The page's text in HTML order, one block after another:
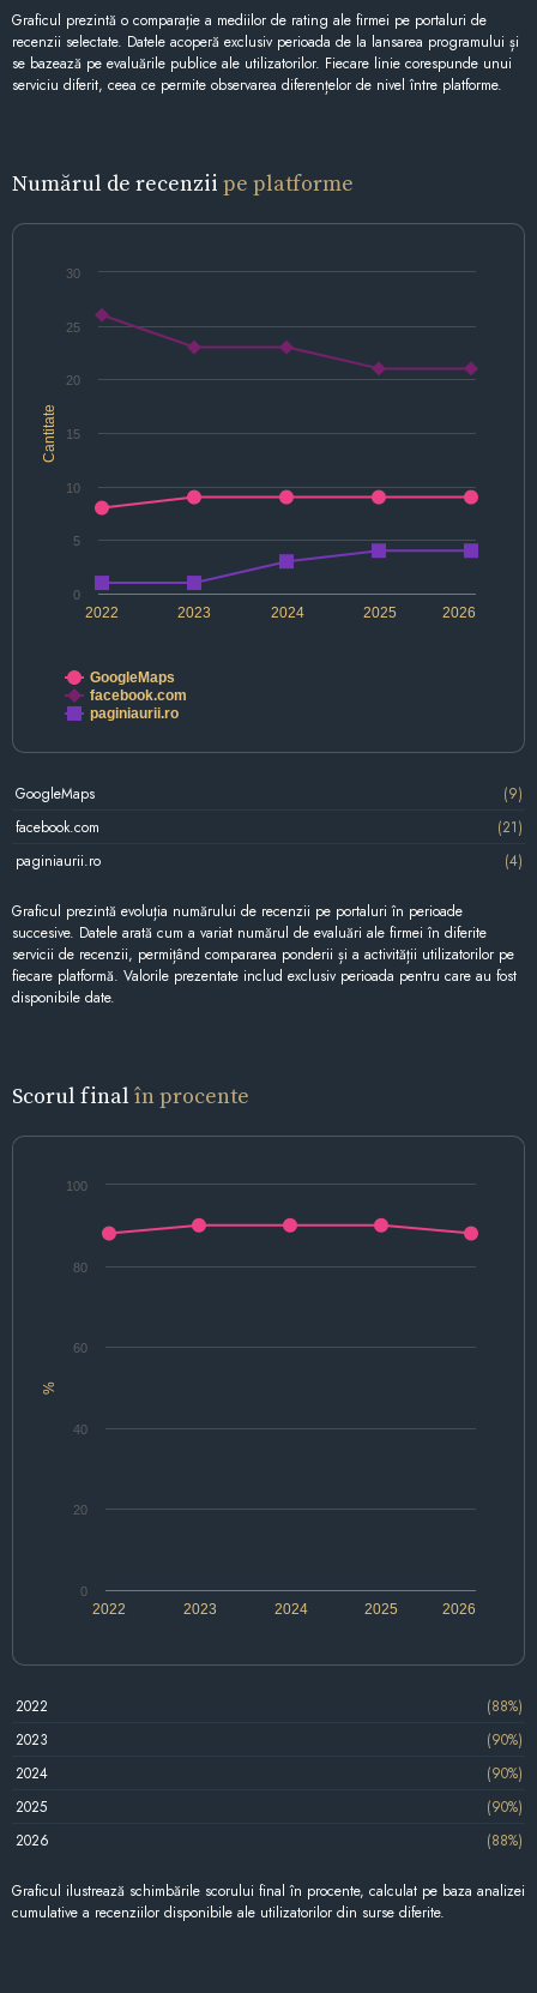
Graficul prezintă o comparație a mediilor de rating ale firmei pe portaluri de
recenzii selectate. Datele acoperă exclusiv perioada de la lansarea programului și
se bazează pe evaluările publice ale utilizatorilor. Fiecare linie corespunde unui
serviciu diferit, ceea ce permite observarea diferențelor de nivel între platforme.
Numărul de recenzii pe platforme
Cantitate
2022 2024 2026
2023 2025
0
5
10
15
20
25
30
GoogleMaps
facebook.com
paginiaurii.ro
GoogleMaps
(9)
facebook.com
(21)
paginiaurii.ro
(4)
Graficul prezintă evoluția numărului de recenzii pe portaluri în perioade
succesive. Datele arată cum a variat numărul de evaluări ale firmei în diferite
servicii de recenzii, permițând compararea ponderii și a activității utilizatorilor pe
fiecare platformă. Valorile prezentate includ exclusiv perioada pentru care au fost
disponibile date.
Scorul final în procente
%
2022 2024 2026
2023 2025
0
20
40
60
80
100
2022
(88%)
2023
(90%)
2024
(90%)
2025
(90%)
2026
(88%)
Graficul ilustrează schimbările scorului final în procente, calculat pe baza analizei
cumulative a recenziilor disponibile ale utilizatorilor din surse diferite.